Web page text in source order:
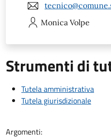
Monica Volpe
Strumenti di
Tutela amministrativa
Tutela giurisdizionale
Argomenti: